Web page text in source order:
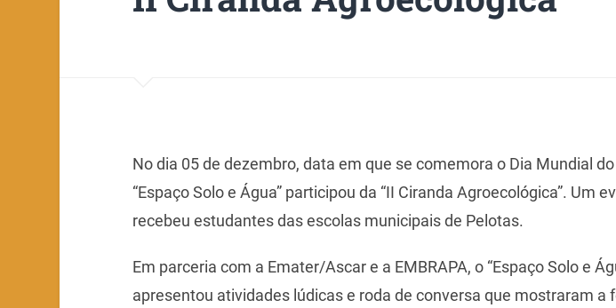
No dia 05 de dezembro, data em que se comemora o Dia Mundial do
“Espaço Solo e Água” participou da “II Ciranda Agroecológica”. Um
recebeu estudantes das escolas municipais de Pelotas.
Em parceria com a Emater/Ascar e a EMBRAPA, o “Espaço Solo e
apresentou atividades lúdicas e roda de conversa que mostraram a